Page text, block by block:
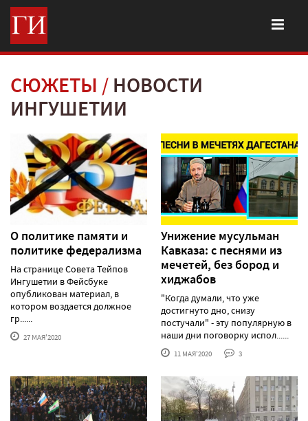
СЮЖЕТЫ
НОВОСТИ
ИНГУШЕТИИ
О политике памяти и
политике федерализма
На странице Совета Тейпов
Ингушетии в Фейсбуке
опубликован материал, в
котором воздается должное
гр......
27 МАЯ'2020
Унижение мусульман
Кавказа: с песнями из
мечетей, без бород и
хиджабов
"Когда думали, что уже
достигнуто дно, снизу
постучали" - эту популярную в
наши дни поговорку испол......
11 МАЯ'2020 3